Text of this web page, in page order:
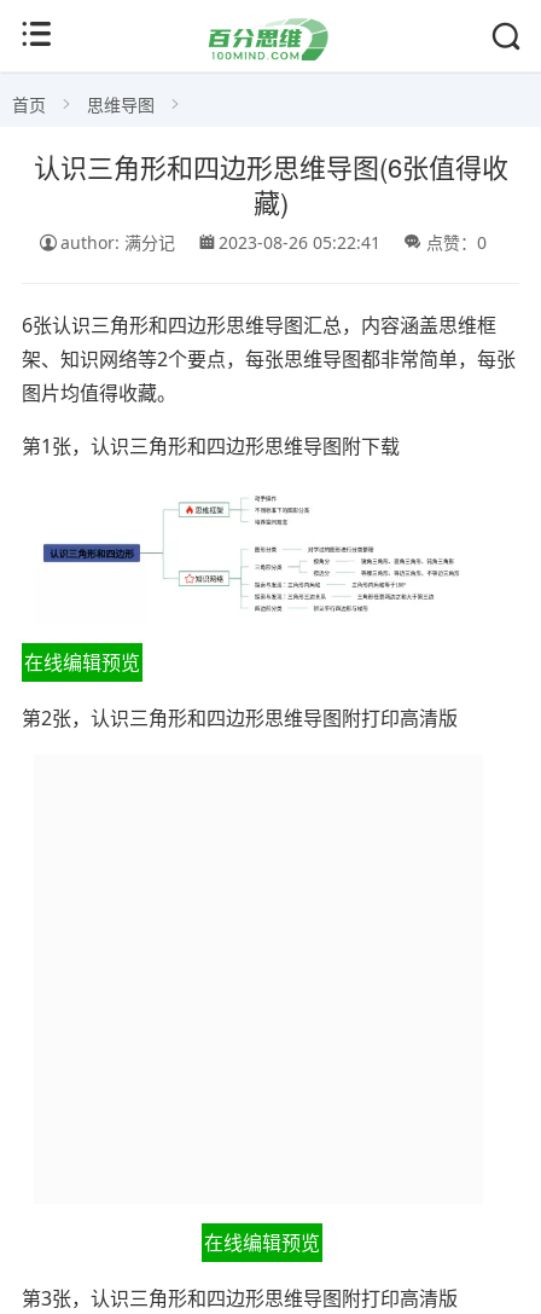
首页 思维导图
认识三角形和四边形思维导图(6张值得收
藏)
author: 满分记 2023-08-26 05:22:41 点赞：0
6张认识三角形和四边形思维导图汇总，内容涵盖思维框
架、知识网络等2个要点，每张思维导图都非常简单，每张
图片均值得收藏。
第1张，认识三角形和四边形思维导图附下载
在线编辑预览
第2张，认识三角形和四边形思维导图附打印高清版
在线编辑预览
第3张，认识三角形和四边形思维导图附打印高清版